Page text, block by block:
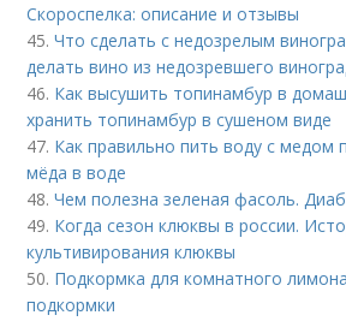
Скороспелка: описание и отзывы
45.Что сделать с недозрелым
делать вино из недозревшего
46. Как высушить топинамбур в
хранить топинамбур в сушеном виде
47. Как правильно пить воду с медом
мёда в воде
48.Чем полезна зеленая фасоль.
49. Когда сезон клюквы в россии.
культивирования клюквы
50. Подкормка для комнатного
подкормки